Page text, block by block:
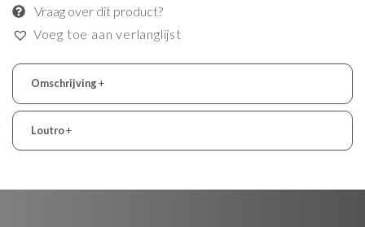
Vraag over dit product?
Voeg toe aan verlanglijst
Omschrijving+
Loutro+